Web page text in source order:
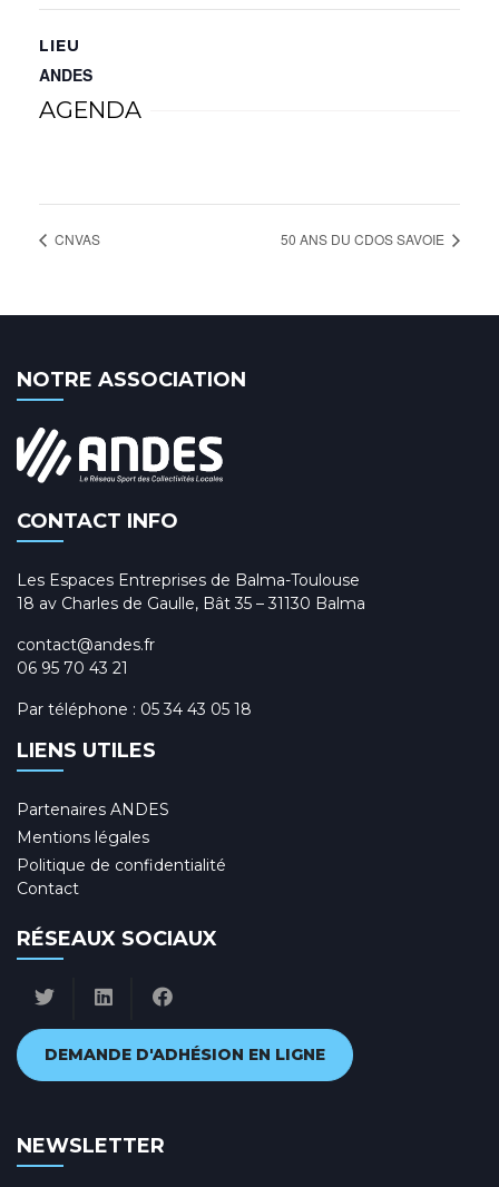
LIEU
ANDES
AGENDA
CNVAS 50 ANS DU CDOS SAVOIE
NOTRE ASSOCIATION
CONTACT INFO
Les Espaces Entreprises de Balma-Toulouse
18 av Charles de Gaulle, Bât 35 – 31130 Balma
contact@andes.fr
06 95 70 43 21
Par téléphone : 05 34 43 05 18
LIENS UTILES
Partenaires ANDES
Mentions légales
Politique de confidentialité
Contact
RÉSEAUX SOCIAUX
DEMANDE D'ADHÉSION EN LIGNE
NEWSLETTER